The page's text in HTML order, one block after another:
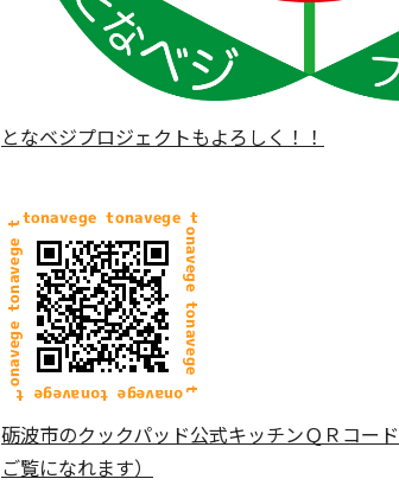
となベジプロジェクトもよろしく！！
砺波市のクックパッド公式キッチンＱＲコー
ご覧になれます）